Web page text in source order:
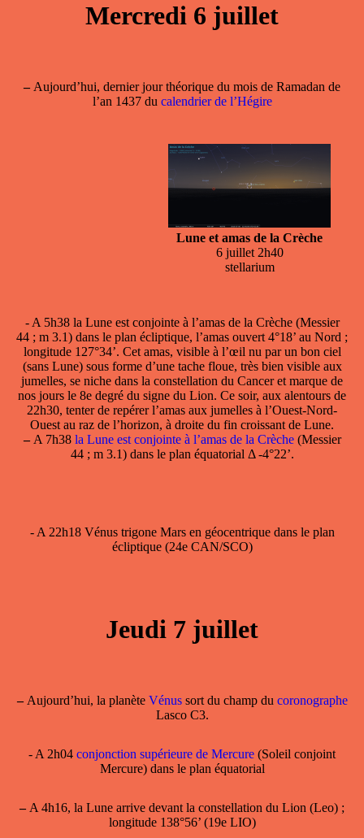
Mercredi 6 juillet
–Aujourd’hui, dernier jour théorique du mois de Ramadan de
l’an 1437 du calendrier de l’Hégire
Lune et amas de la Crèche
6 juillet 2h40
stellarium
- A 5h38 la Lune est conjointe à l’amas de la Crèche(Messier
44 ; m 3.1) dans le plan écliptique, l’amas ouvert 4°18’ au Nord ;
longitude 127°34’. Cet amas, visible à l’œil nu par un bon ciel
(sans Lune) sous forme d’une tache floue, très bien visible aux
jumelles, se niche dans la constellation du Cancer et marque de
nos jours le 8e degré du signe du Lion. Ce soir, aux alentours de
22h30, tenter de repérer l’amas aux jumelles à l’Ouest-Nord-
Ouest au raz de l’horizon, à droite du fin croissant de Lune.
–A 7h38 la Lune est conjointe à l’amas de la Crèche(Messier
44 ; m 3.1) dans le plan équatorial Δ -4°22’.
- A 22h18 Vénus trigone Mars en géocentrique dans le plan
écliptique (24e CAN/SCO)
Jeudi 7 juillet
–Aujourd’hui, la planète Vénus sort du champ du coronographe
Lasco C3.
- A 2h04 conjonction supérieure de Mercure (Soleil conjoint
Mercure) dans le plan équatorial
–A 4h16, la Lune arrive devant la constellation du Lion (Leo) ;
longitude 138°56’ (19e LIO)